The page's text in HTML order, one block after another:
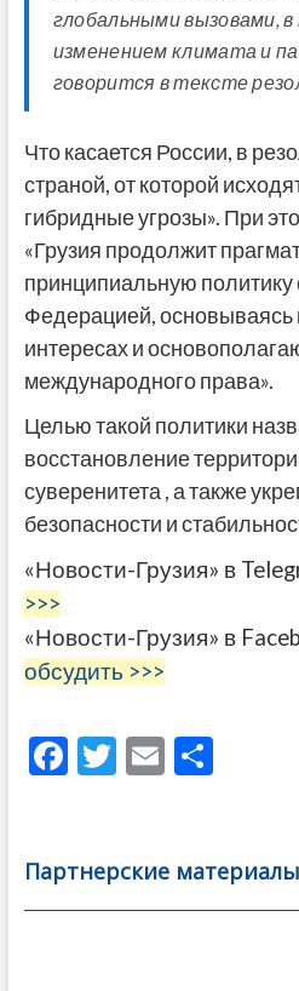
глобальными вызовами,
изменением климата и
говорится в тексте
Что касается России, в
страной, от которой
гибридные угрозы». При
«Грузия продолжит
принципиальную политику
Федерацией, основываясь
интересах и
международного права».
Целью такой политики
восстановление
суверенитета , а также
безопасности и
«Новости-Грузия» в
>>>
«Новости-Грузия» в
обсудить >>>
F
b
o
T
er
E
l
О
а
в
Партнерские материалы